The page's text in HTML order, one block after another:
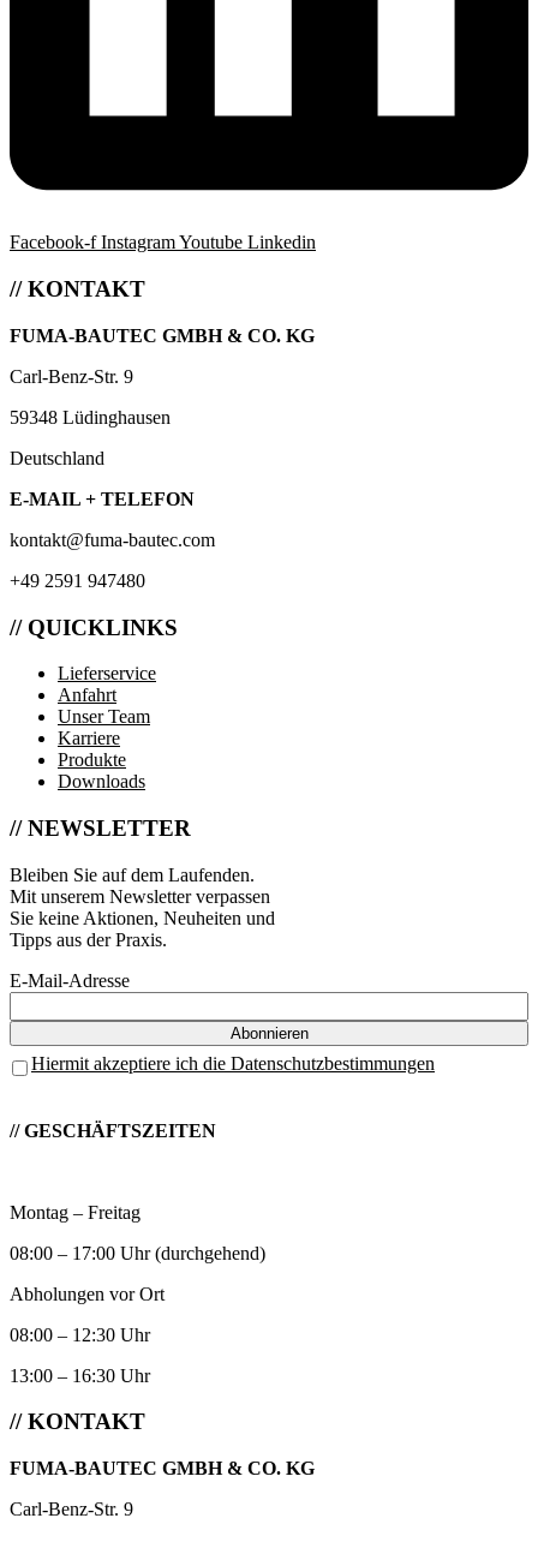
Facebook-f InstagramYoutube Linkedin
// KONTAKT
FUMA-BAUTEC GMBH & CO. KG
Carl-Benz-Str. 9
59348 Lüdinghausen
Deutschland
E-MAIL + TELEFON
kontakt@fuma-bautec.com
+49 2591 947480
// QUICKLINKS
Lieferservice
Anfahrt
Unser Team
Karriere
Produkte
Downloads
// NEWSLETTER
Bleiben Sie auf dem Laufenden.
Mit unserem Newsletter verpassen
Sie keine Aktionen, Neuheiten und
Tipps aus der Praxis.
E-Mail-Adresse
Hiermit akzeptiere ich die Datenschutzbestimmungen
// GESCHÄFTSZEITEN
Montag – Freitag
08:00 – 17:00 Uhr (durchgehend)
Abholungen vor Ort
08:00 – 12:30 Uhr
13:00 – 16:30 Uhr
// KONTAKT
FUMA-BAUTEC GMBH & CO. KG
Carl-Benz-Str. 9